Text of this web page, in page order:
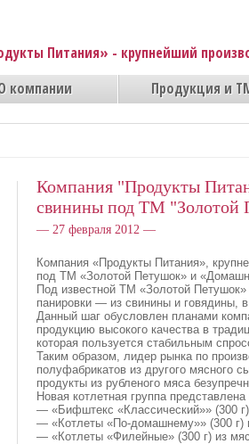
Питания» - крупнейший
компании
Продукция и
Компания "Продукты
свинины под ТМ "Золотой
— 27 февраля 2012 —
Компания «Продукты Питания»,
под ТМ «Золотой Петушок» и
Под известной ТМ «Золотой
панировки — из свинины и говядины,
Данный шаг обусловлен планами
продукцию высокого качества в
которая пользуется стабильным
Таким образом, лидер рынка по
полуфабрикатов из другого мясного
продукты из рубленого мяса
Новая котлетная группа
— «Бифштекс «Классический»» (300
— «Котлеты «По-домашнему»» (300 г)
— «Котлеты «Филейные» (300 г) из